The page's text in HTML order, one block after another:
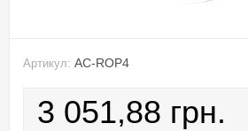
Артикул: AC-ROP4
3 051,88 грн.